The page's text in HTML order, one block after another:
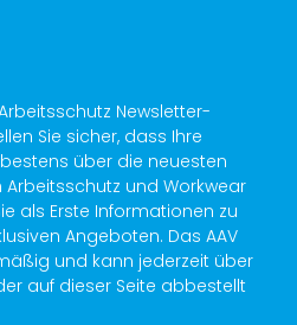
Newsletter-
Sie sicher, dass Ihre
über die neuesten
Arbeitsschutz und Workwear
als Erste Informationen zu
Angeboten. Das AAV
und kann jederzeit über
auf dieser Seite abbestellt